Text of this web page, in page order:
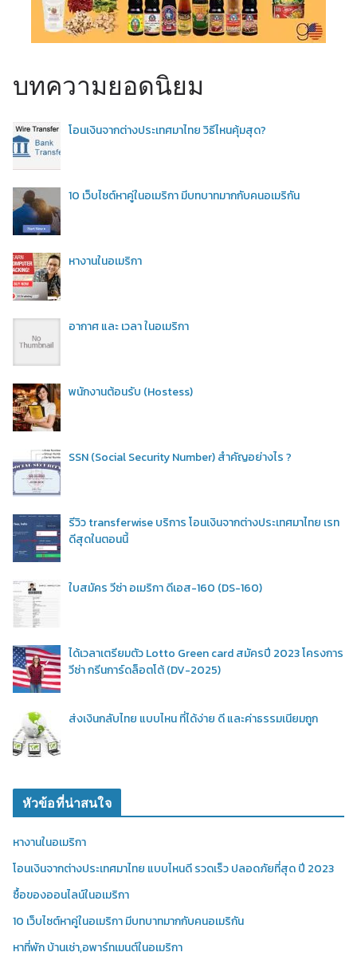
บทความยอดนิยม
โอนเงินจากต่างประเทศมาไทย วิธีไหนคุ้มสุด?
10 เว็บไซต์หาคู่ในอเมริกา มีบทบาทมากกับคนอเมริกัน
หางานในอเมริกา
อากาศ และ เวลา ในอเมริกา
พนักงานต้อนรับ (Hostess)
SSN (Social Security Number) สำคัญอย่างไร ?
รีวิว transferwise บริการ โอนเงินจากต่างประเทศมาไทย เรท
ดีสุดในตอนนี้
ใบสมัคร วีซ่า อเมริกา ดีเอส-160 (DS-160)
ได้เวลาเตรียมตัว Lotto Green card สมัครปี 2023 โครงการ
วีซ่า กรีนการ์ดล็อตโต้ (DV-2025)
ส่งเงินกลับไทย แบบไหน ที่ได้ง่าย ดี และค่าธรรมเนียมถูก
หัวข้อที่น่าสนใจ
หางานในอเมริกา
โอนเงินจากต่างประเทศมาไทย แบบไหนดี รวดเร็ว ปลอดภัยที่สุด ปี 2023
ซื้อของออนไลน์ในอเมริกา
10 เว็บไซต์หาคู่ในอเมริกา มีบทบาทมากกับคนอเมริกัน
หาที่พัก บ้านเช่า,อพาร์ทเมนต์ในอเมริกา